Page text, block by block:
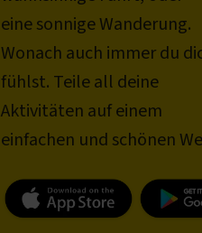
eine sonnige Wanderung.
Wonach auch immer du
fühlst. Teile all deine
Aktivitäten auf einem
einfachen und schönen